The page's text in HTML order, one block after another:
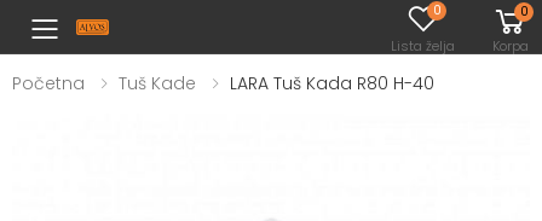
Toggle mobile menu
0
Lista želja
0
Korpa
Početna Tuš Kade LARA Tuš Kada R80 H-40